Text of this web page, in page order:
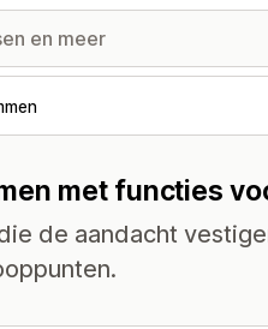
met functies
de aandacht